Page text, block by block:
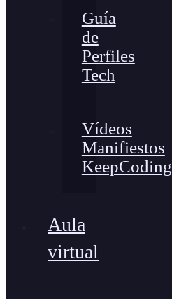
Guía
de
Perfiles
Tech
Vídeos
Manifiestos
KeepCoding
Aula
virtual